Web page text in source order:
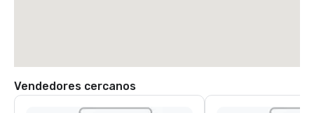
Vendedores cercanos